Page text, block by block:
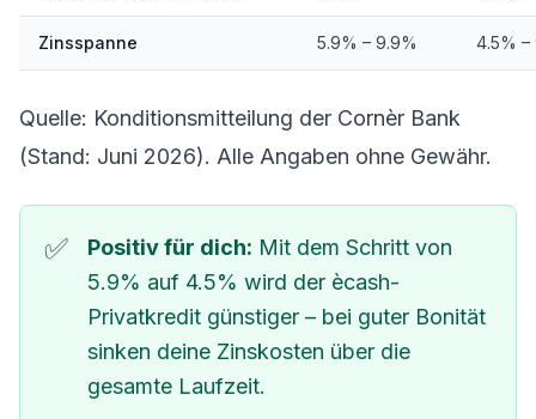
Zinsspanne 5.9% – 9.9% 4.5% –
Quelle: Konditionsmitteilung der Cornèr Bank
(Stand: Juni 2026). Alle Angaben ohne Gewähr.
Positiv für dich: Mit dem Schritt von
5.9% auf 4.5% wird der ècash-
Privatkredit günstiger – bei guter Bonität
sinken deine Zinskosten über die
gesamte Laufzeit.